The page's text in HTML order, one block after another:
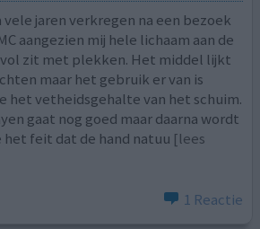
jaren verkregen na een bezoek
aangezien mij hele lichaam aan de
zit met plekken. Het middel lijkt
maar het gebruik er van is
het vetheidsgehalte van het schuim.
gaat nog goed maar daarna wordt
het feit dat de hand natuu [lees
1 Reactie